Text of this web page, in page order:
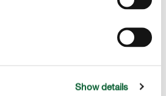
Show details
hornín podporujú bohaté
absorpciu vody do substrátu